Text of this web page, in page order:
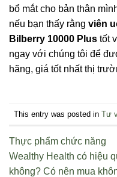
bổ mắt cho bản thân
nếu bạn thấy rằng viên
Bilberry 10000 Plus tốt
ngay với chúng tôi để
hãng, giá tốt nhất thị
This entry was posted in Tư
Thực phẩm chức năng
Wealthy Health có hiệu
không? Có nên mua